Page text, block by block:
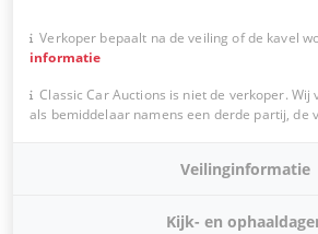
Verkoper bepaalt na de veiling of de kavel
informatie
Classic Car Auctions is niet de verkoper.
als bemiddelaar namens een derde partij, de
Veilinginformatie
Kijk- en